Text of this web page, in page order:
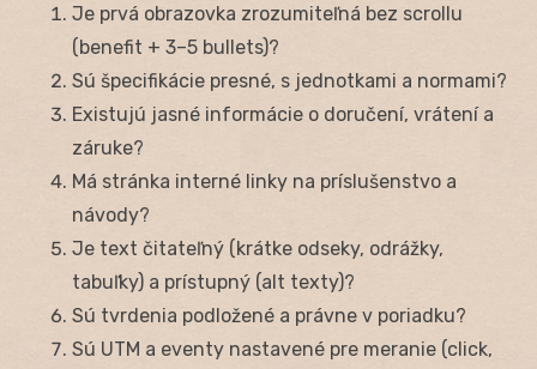
Je prvá obrazovka zrozumiteľná bez scrollu
(benefit + 3–5 bullets)?
Sú špecifikácie presné, s jednotkami a normami?
Existujú jasné informácie o doručení, vrátení a
záruke?
Má stránka interné linky na príslušenstvo a
návody?
Je text čitateľný (krátke odseky, odrážky,
tabuľky) a prístupný (alt texty)?
Sú tvrdenia podložené a právne v poriadku?
Sú UTM a eventy nastavené pre meranie (click,